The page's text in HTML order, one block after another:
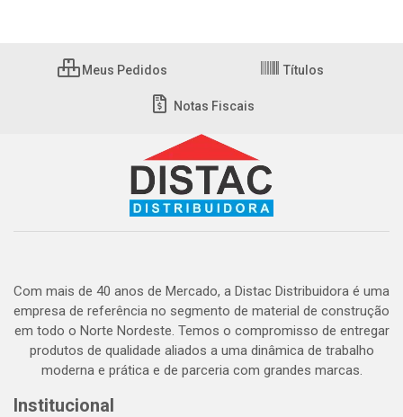
Meus Pedidos Títulos
Notas Fiscais
Com mais de 40 anos de Mercado, a Distac Distribuidora é uma
empresa de referência no segmento de material de construção
em todo o Norte Nordeste. Temos o compromisso de entregar
produtos de qualidade aliados a uma dinâmica de trabalho
moderna e prática e de parceria com grandes marcas.
Institucional